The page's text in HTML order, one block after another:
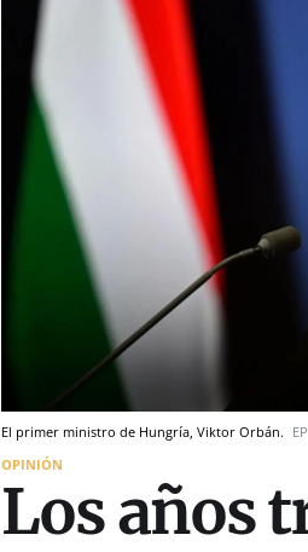
El primer ministro de Hungría, Viktor Orbán. EP
OPINIÓN
Los años